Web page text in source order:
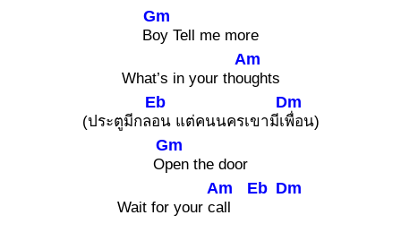
B
Gm
oy Tell me more
What’s in your tho
Am
ughts
(ประตูมีกล
Eb
อน แต่คนนครเขามีเ
Dm
พื่อน)
O
Gm
pen the door
Wait for your c
Am
all
Eb Dm